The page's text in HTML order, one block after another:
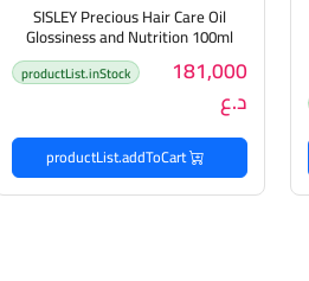
SISLEY Precious Hair Care Oil
Glossiness and Nutrition 100ml
سيسلي زيت العناية بالشعر الثمين
يعطي لمعان وتغذية181,000
د.ع
productList.inStock
productList.addToCart